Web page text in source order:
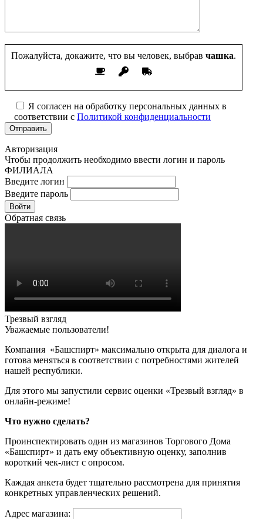
Пожалуйста, докажите, что вы человек, выбрав чашка.
Я согласен на обработку персональных данных в
соответствии с Политикой конфиденциальности
Авторизация
Чтобы продолжить необходимо ввести логин и пароль
ФИЛИАЛА
Введите логин
Введите пароль
Войти
Обратная связь
Трезвый взгляд
Уважаемые пользователи!
Компания «Башспирт» максимально открыта для диалога и
готова меняться в соответствии с потребностями жителей
нашей республики.
Для этого мы запустили сервис оценки «Трезвый взгляд» в
онлайн-режиме!
Что нужно сделать?
Проинспектировать один из магазинов Торгового Дома
«Башспирт» и дать ему объективную оценку, заполнив
короткий чек-лист с опросом.
Каждая анкета будет тщательно рассмотрена для принятия
конкретных управленческих решений.
Адрес магазина: